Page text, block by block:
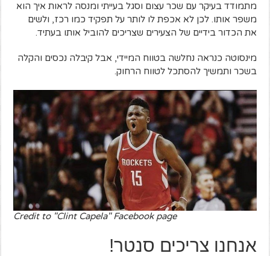
מתמודד בעיקר עם שכר עצום וסגל בעייתי ומנסה לראות איך הוא
משפר אותו. לכן לא אכפת לו לותר על תפקיד כמו רכז, ולשים
את הכדור בידיים של הצעירים שצריכים להוביל אותו בעתיד.
מינסוטה כנראה נחלשה בטווח המיידי, אבל קיבלה נכסים והקלה
בשכר ותמשיך להסתכל לטווח הרחוק.
Credit to "Clint Capela" Facebook page
אנחנו צריכים סנטר!